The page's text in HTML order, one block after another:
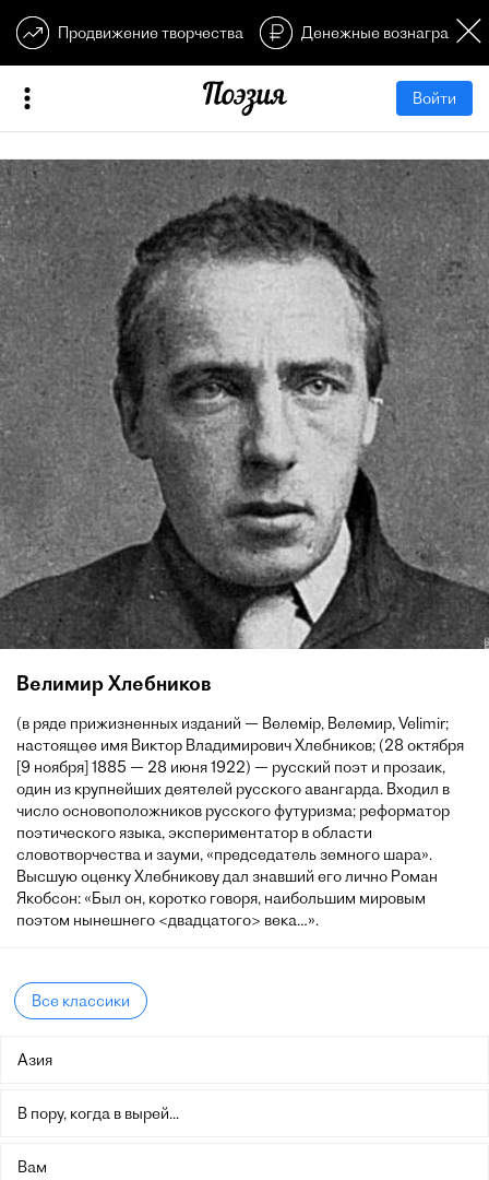
Продвижение творчества Денежные
Войти
Велимир Хлебников
(в ряде прижизненных изданий — Велемір, Велемир, Velimir;
настоящее имя Виктор Владимирович Хлебников; (28 октября
[9 ноября] 1885 — 28 июня 1922) — русский поэт и прозаик,
один из крупнейших деятелей русского авангарда. Входил в
число основоположников русского футуризма; реформатор
поэтического языка, экспериментатор в области
словотворчества и зауми, «председатель земного шара».
Высшую оценку Хлебникову дал знавший его лично Роман
Якобсон: «Был он, коротко говоря, наибольшим мировым
поэтом нынешнего <двадцатого> века…».
Все классики
Азия
В пору, когда в вырей...
Вам